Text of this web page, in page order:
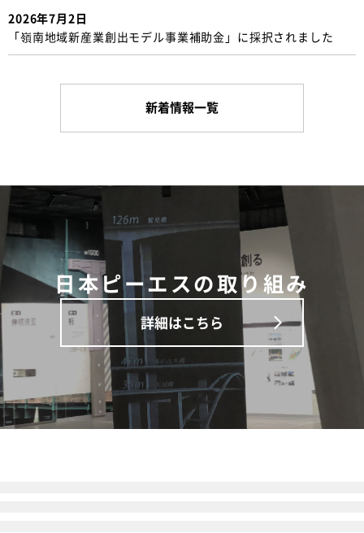
2026年7月2日
「嶺南地域新産業創出モデル事業補助金」に採択されました
新着情報一覧
日本ピーエスの取り組み
詳細はこちら